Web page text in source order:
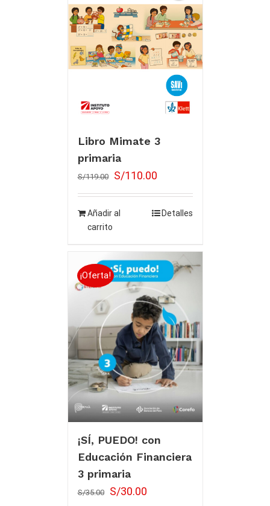
Libro Mimate 3
primaria
S/119.00 S/110.00
Añadir al
carrito
Detalles
¡Oferta!
¡SÍ, PUEDO! con
Educación Financiera
3 primaria
S/35.00 S/30.00